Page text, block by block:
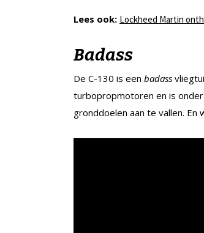
Lees ook: Lockheed Martin
Badass
De C-130 is een badass
turbopropmotoren en is
gronddoelen aan te vallen. En